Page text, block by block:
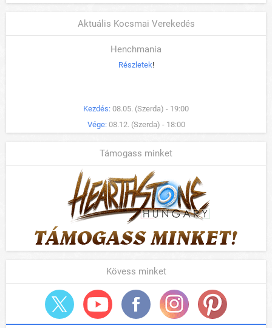
Aktuális Kocsmai Verekedés
Henchmania
Részletek!
Kezdés: 08.05. (Szerda) - 19:00
Vége: 08.12. (Szerda) - 18:00
Támogass minket
Kövess minket